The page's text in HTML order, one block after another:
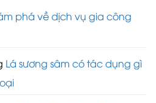
phá về dịch vụ gia công
Lá sương sâm có tác dụng gì